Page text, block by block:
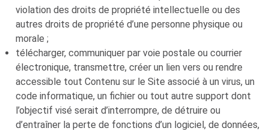
violation des droits de propriété intellectuelle ou des
autres droits de propriété d’une personne physique ou
morale ;
télécharger, communiquer par voie postale ou courrier
électronique, transmettre, créer un lien vers ou rendre
accessible tout Contenu sur le Site associé à un virus, un
code informatique, un fichier ou tout autre support dont
l’objectif visé serait d’interrompre, de détruire ou
d’entraîner la perte de fonctions d’un logiciel, de données,